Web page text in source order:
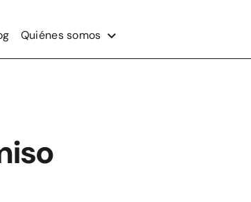
Quiénes somos